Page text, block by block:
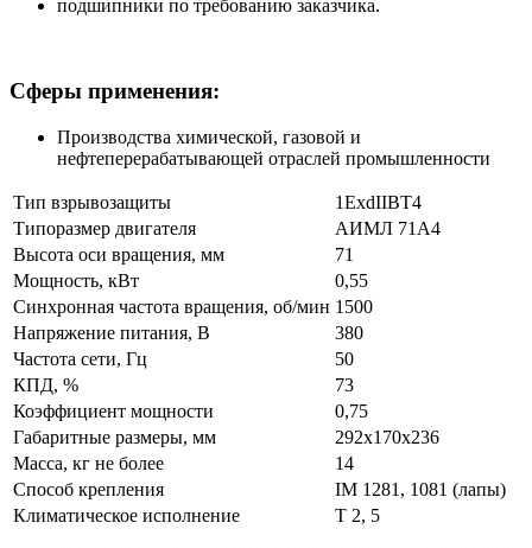
подшипники по требованию заказчика.
Сферы применения:
Производства химической, газовой и
нефтеперерабатывающей отраслей промышленности
Тип взрывозащиты
1ExdIIBT4
Типоразмер двигателя
АИМЛ 71А4
Высота оси вращения, мм
71
Мощность, кВт
0,55
Синхронная частота вращения, об/мин 1500
Напряжение питания, В
380
Частота сети, Гц
50
КПД, %
73
Коэффициент мощности
0,75
Габаритные размеры, мм
292х170х236
Масса, кг не более
14
Способ крепления
IM 1281, 1081 (лапы)
Климатическое исполнение
Т 2, 5